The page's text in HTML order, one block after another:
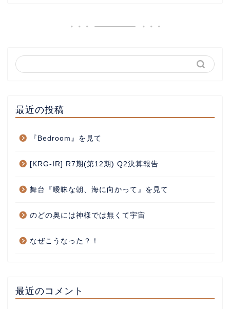
最近の投稿
『Bedroom』を見て
[KRG-IR] R7期(第12期) Q2決算報告
舞台『曖昧な朝、海に向かって』を見て
のどの奥には神様では無くて宇宙
なぜこうなった？！
最近のコメント